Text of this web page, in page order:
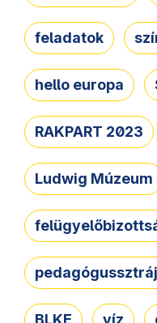
feladatok
hello europa
RAKPART 2023
Ludwig Múzeum
BLKE víz